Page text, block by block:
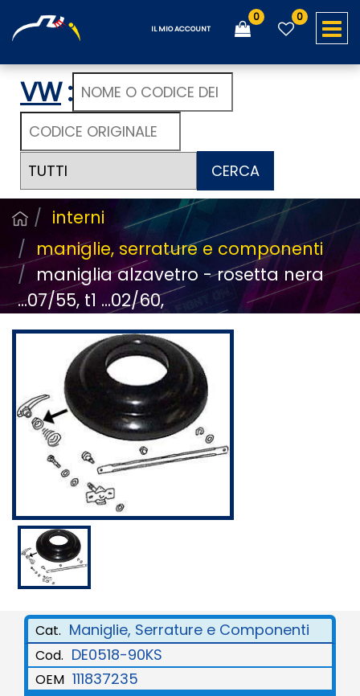
IL MIO ACCOUNT
0 0
VW:
CERCA
interni
maniglie, serrature e componenti
maniglia alzavetro - rosetta nera
...07/55, t1 ...02/60,
Cat. Maniglie, Serrature e Componenti
Cod. DE0518-90KS
OEM 111837235